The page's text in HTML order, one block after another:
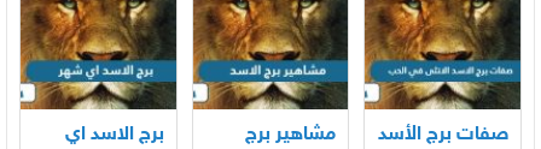
صفات برج الأسد
مشاهير برج
برج الاسد اي